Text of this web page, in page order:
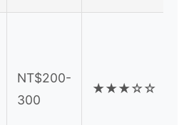
NT$200-
300
★★★☆☆